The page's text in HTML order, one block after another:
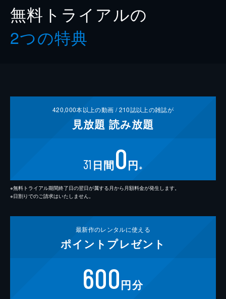
無料トライアルの
2つの特典
420,000本以上の動画 /210誌以上の雑誌が
見放題 読み放題
31 日間0円 ※
※無料トライアル期間終了日の翌日が属する月から月額料金が発生します。
※日割りでのご請求はいたしません。
最新作のレンタルに使える
ポイント プレゼント
600円分